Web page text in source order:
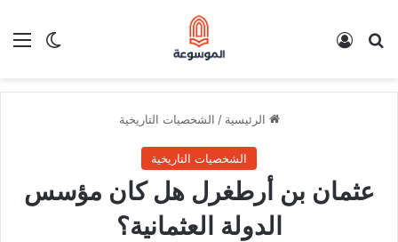
الوضع بحث عن
الرئيسية / الشخصيات التاريخية
الشخصيات التاريخية
عثمان بن أرطغرل هل كان مؤسس
الدولة العثمانية؟